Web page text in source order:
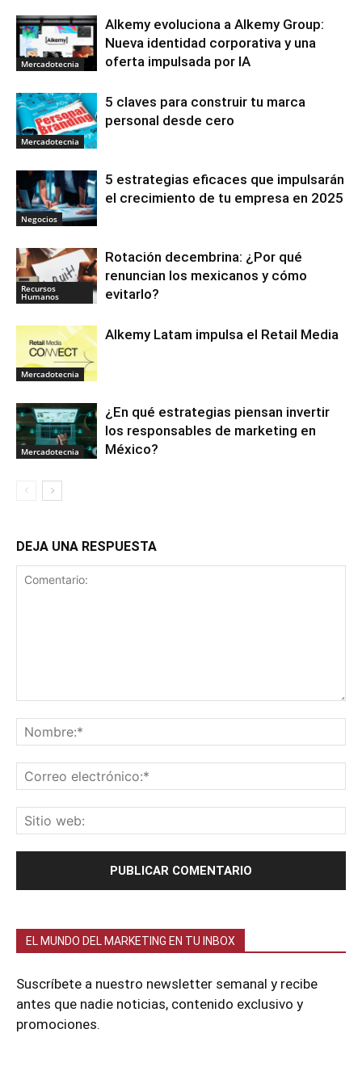
Mercadotecnia
Alkemy evoluciona a Alkemy Group:
Nueva identidad corporativa y una
oferta impulsada por IA
Mercadotecnia
5 claves para construir tu marca
personal desde cero
Negocios
5 estrategias eficaces que impulsarán
el crecimiento de tu empresa en 2025
Recursos
Humanos
Rotación decembrina: ¿Por qué
renuncian los mexicanos y cómo
evitarlo?
Mercadotecnia
Alkemy Latam impulsa el Retail Media
Mercadotecnia
¿En qué estrategias piensan invertir
los responsables de marketing en
México?
DEJA UNA RESPUESTA
EL MUNDO DEL MARKETING EN TU INBOX
Suscríbete a nuestro newsletter semanal y recibe
antes que nadie noticias, contenido exclusivo y
promociones.